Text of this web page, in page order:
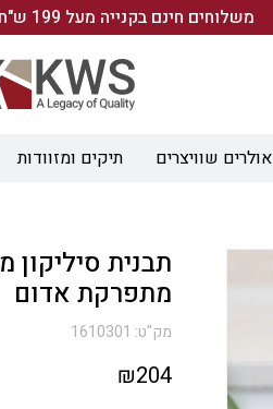
משלוחים חינם בקנייה מעל 199 ש"ח! (עד 5 ימי עסקים)
אולרים שוויצרים תיקים ומזוודות
תבנית
מתפרקת אדום
מק"ט: 1610301
₪204